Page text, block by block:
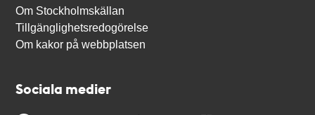
Om Stockholmskällan
Tillgänglighetsredogörelse
Om kakor på webbplatsen
Sociala medier